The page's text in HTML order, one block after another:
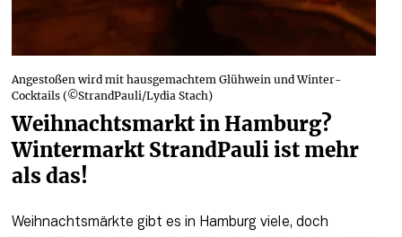
Angestoßen wird mit hausgemachtem Glühwein und Winter-
Cocktails (©StrandPauli/Lydia Stach)
Weihnachtsmarkt in Hamburg?
Wintermarkt StrandPauli ist mehr
als das!
Weihnachtsmärkte gibt es in Hamburg viele, doch